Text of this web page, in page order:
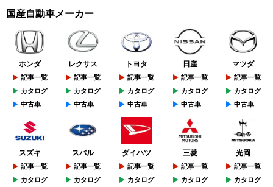
国産自動車メーカー
ホンダ
記事一覧
カタログ
中古車
レクサス
記事一覧
カタログ
中古車
トヨタ
記事一覧
カタログ
中古車
日産
記事一覧
カタログ
中古車
マツダ
記事一覧
カタログ
中古車
スズキ
記事一覧
カタログ
スバル
記事一覧
カタログ
ダイハツ
記事一覧
カタログ
三菱
記事一覧
カタログ
光岡
記事一覧
カタログ